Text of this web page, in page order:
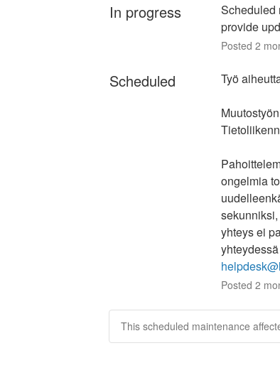
In progress
Scheduled
provide
Posted 2
Scheduled Työ
ongelmia
yhteys ei
Posted 2
This scheduled maintenance